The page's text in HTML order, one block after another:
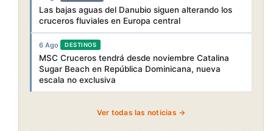
Las bajas aguas del Danubio siguen alterando los
cruceros fluviales en Europa central
6 Ago· DESTINOS
MSC Cruceros tendrá desde noviembre Catalina
Sugar Beach en República Dominicana, nueva
escala no exclusiva
Ver todas las noticias →